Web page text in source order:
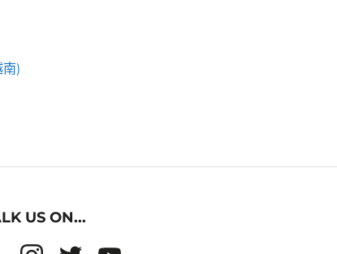
南)
US ON...